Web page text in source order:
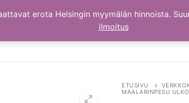
ETUSIVU
MAALARINPESU
erota Helsingin myymälän hinnoista.
ilmoitus